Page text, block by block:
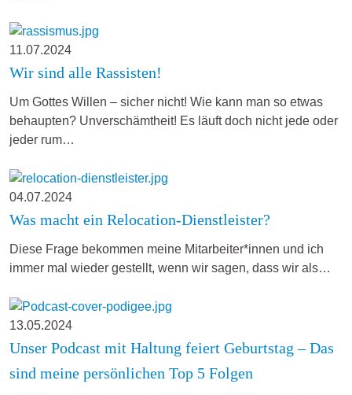
11.07.2024
Wir sind alle Rassisten!
Um Gottes Willen – sicher nicht! Wie kann man so etwas
behaupten? Unverschämtheit! Es läuft doch nicht jede oder
jeder rum…
04.07.2024
Was macht ein Relocation-Dienstleister?
Diese Frage bekommen meine Mitarbeiter*innen und ich
immer mal wieder gestellt, wenn wir sagen, dass wir als…
13.05.2024
Unser Podcast mit Haltung feiert Geburtstag – Das
sind meine persönlichen Top 5 Folgen